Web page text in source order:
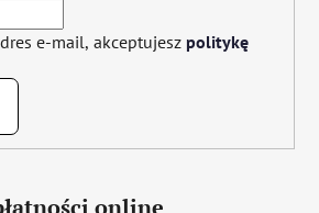
e-mail, akceptujesz politykę